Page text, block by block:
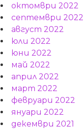
октомври 2022
септември 2022
август 2022
юли 2022
юни 2022
май 2022
април 2022
март 2022
февруари 2022
януари 2022
декември 2021